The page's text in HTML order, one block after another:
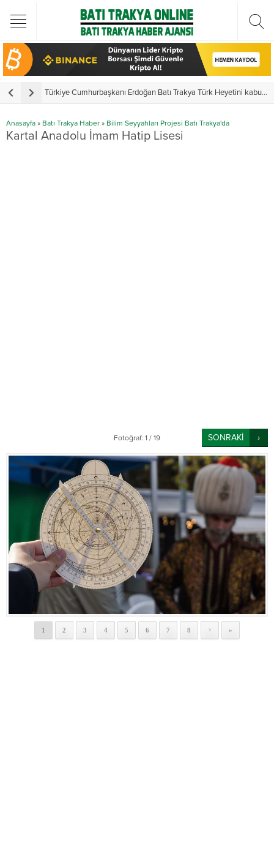
Türkiye Cumhurbaşkanı Erdoğan Batı Trakya Türk Heyetini kabul etti
Anasayfa » Batı Trakya Haber » Bilim Seyyahları Projesi Batı Trakya'da
Kartal Anadolu İmam Hatip Lisesi
Fotoğraf: 1 / 19 SONRAKİ
1 2 3 4 5 6 7 8 > »